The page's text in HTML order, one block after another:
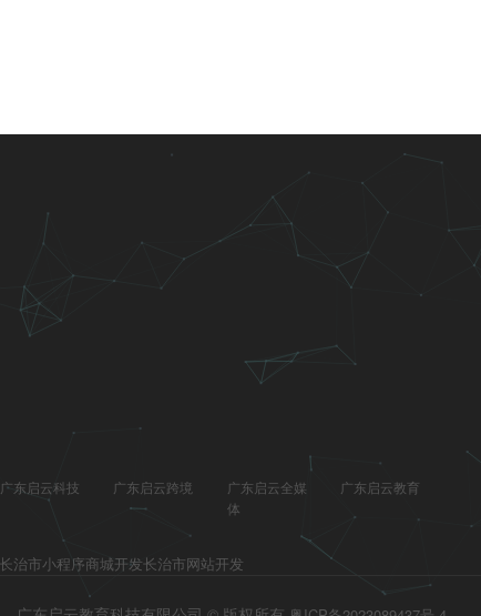
广东启云科技 广东启云跨境
广东启云全媒
体
广东启云教育
长治市小程序商城开发长治市网站开发